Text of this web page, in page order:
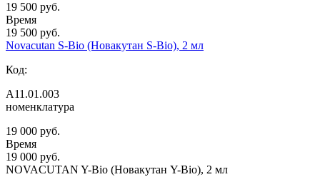
19 500 руб.
Время
19 500 руб.
Novacutan S-Bio (Новакутан S-Bio), 2 мл
Код:
А11.01.003
номенклатура
19 000 руб.
Время
19 000 руб.
NOVACUTAN Y-Bio (Новакутан Y-Bio), 2 мл